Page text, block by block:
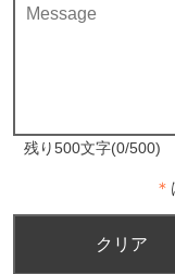
残り500文字(0/500)
＊